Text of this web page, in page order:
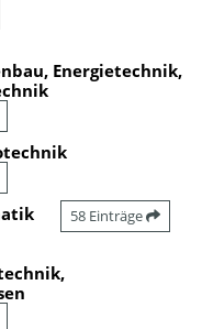
Energietechnik,
58 Einträge